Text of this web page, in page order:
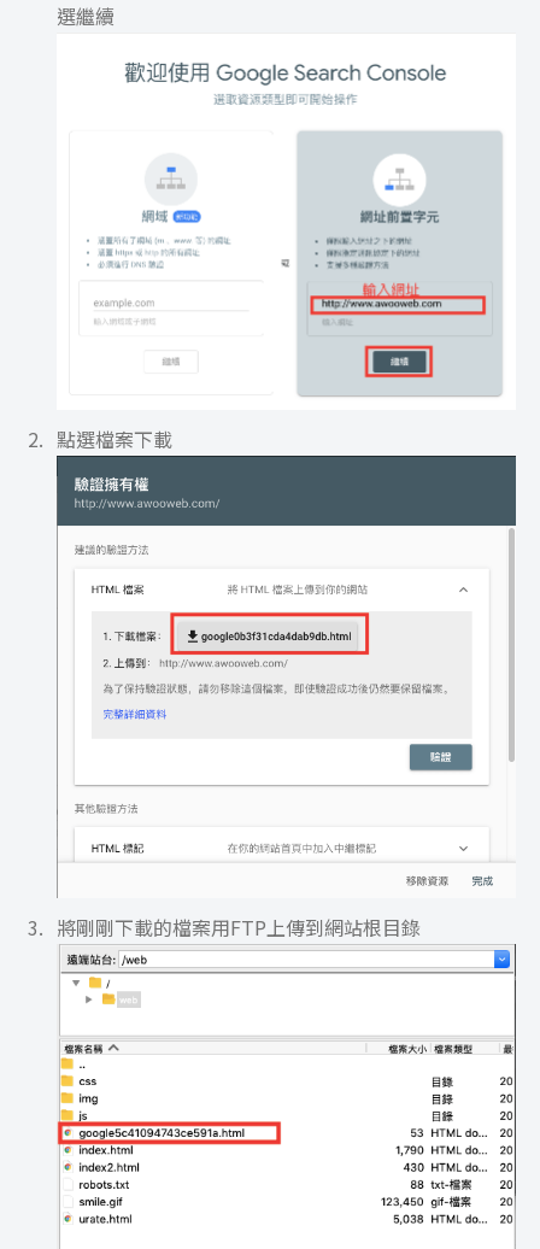
選繼續
點選檔案下載
將剛剛下載的檔案用FTP上傳到網站根目錄